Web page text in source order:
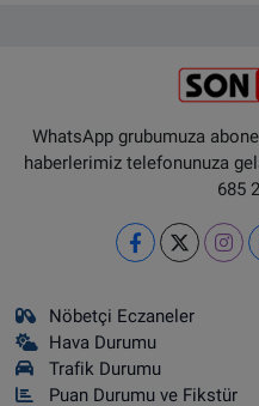
WhatsApp grubumuza
haberlerimiz telefonunuza
685
Nöbetçi Eczaneler
Hava Durumu
Trafik Durumu
Puan Durumu ve Fikstür